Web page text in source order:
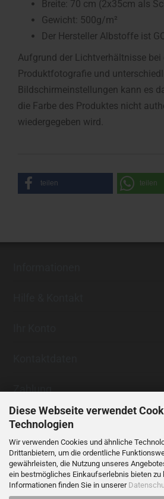
Diese Webseite verwendet
Technologien
Wir verwenden Cookies und ähnliche
Drittanbietern, um die ordentliche
gewährleisten, die Nutzung unseres
ein bestmögliches Einkaufserlebnis bieten zu
Informationen finden Sie in unserer
Breite: 70 cm (2x35cm als
Gewicht: 500g/m²
Der Hersteller Albstoffe ist
Aufgrund der Lichtverhältnisse bei
Produktfotografie und
Bildschirmeinstellungen kann es
die Farbe des Produktes nicht
wiedergegeben wird.
teilen teilen
Zahlung
Vertrag